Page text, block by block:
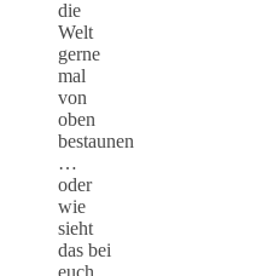
die
Welt
gerne
mal
von
oben
bestaunen
…
oder
wie
sieht
das bei
euch